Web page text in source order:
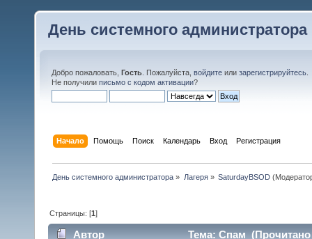
День системного администратора
Добро пожаловать, Гость . Пожалуйста, войдите или зарегистрируйтесь
Не получили письмо с кодом активации?
Начало Помощь Поиск Календарь Вход Регистрация
День системного администратора » Лагеря» SaturdayBSOD
Страницы: [1]
Автор Тема: Спам (Прочитано